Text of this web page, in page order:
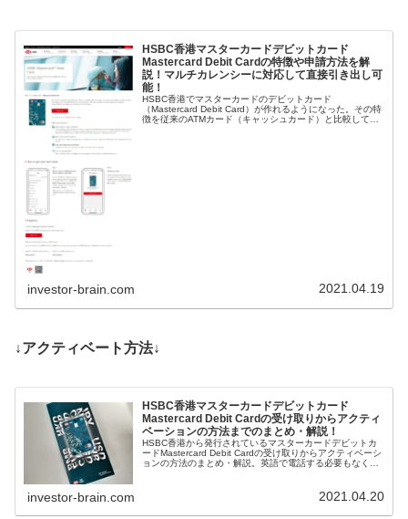
HSBC香港マスターカードデビットカード
Mastercard Debit Cardの特徴や申請方法を解
説！マルチカレンシーに対応して直接引き出し可
能！
HSBC香港でマスターカードのデビットカード
（Mastercard Debit Card）が作れるようになった。その特
徴を従来のATMカード（キャッシュカード）と比較してみ
investor-brain.com 2021.04.19
↓アクティベート方法↓
HSBC香港マスターカードデビットカード
Mastercard Debit Cardの受け取りからアクティ
ベーションの方法までのまとめ・解説！
HSBC香港から発行されているマスターカードデビットカ
ードMastercard Debit Cardの受け取りからアクティベーシ
ョンの方法のまとめ・解説。英語で電話する必要もなく、
investor-brain.com 2021.04.20